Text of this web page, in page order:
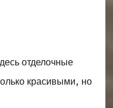
отделочные
красивыми, но